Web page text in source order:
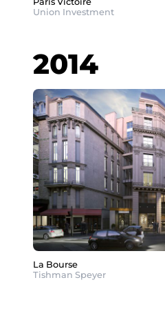
Union Investment
2014
La Bourse
Tishman Speyer